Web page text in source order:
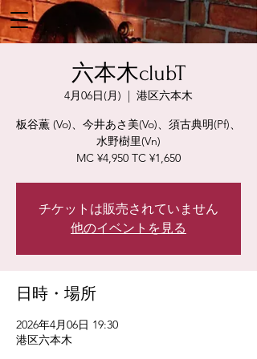
六本木clubT
4月06日(月)
  |
港区六本木
板谷薫 (Vo)、今井あさ美(Vo)、須古典明(Pf)、
水野樹里(Vn)
MC ¥4,950 TC ¥1,650
チケットは販売されていません
他のイベントを見る
日時・場所
2026年4月06日 19:30
港区六本木